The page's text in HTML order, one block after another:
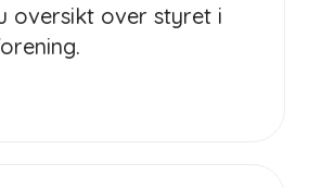
oversikt over styret i